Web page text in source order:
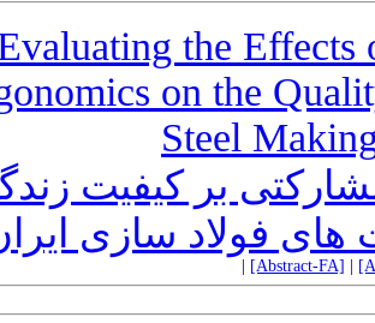
the
on the
Steel
بر کیفیت
فولاد سازی
[Abstract-FA]